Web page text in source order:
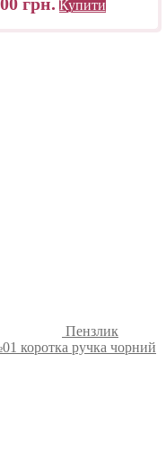
грн. Купити
Пензлик
коротка ручка чорний